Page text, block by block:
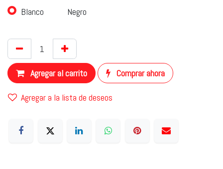
Blanco Negro
Agregar al carrito Comprar ahora
Agregar a la lista de deseos